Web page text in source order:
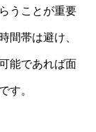
うことが重要
間帯は避け、
能であれば面
す。